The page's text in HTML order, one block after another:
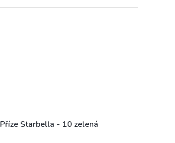
Příze Starbella - 10 zelená